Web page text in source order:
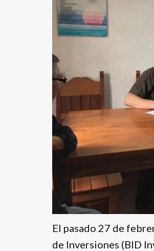
El pasado 27 de
de Inversiones (BID